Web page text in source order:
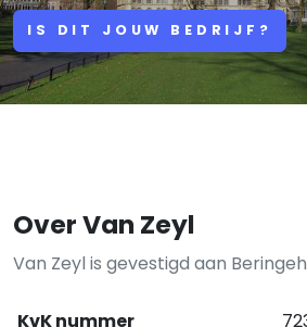
IS DIT JOUW BEDRIJF?
Over Van Zeyl
Van Zeyl is gevestigd aan
KvK nummer